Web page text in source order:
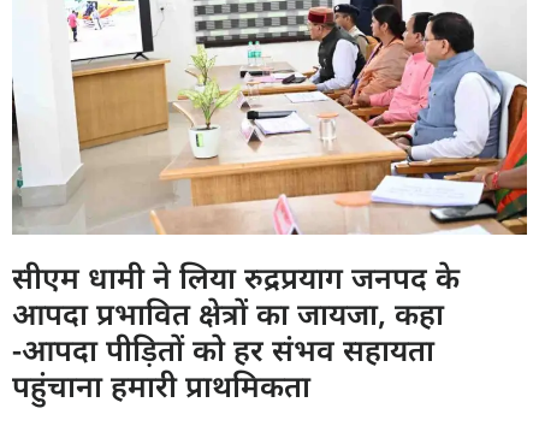
सीएम धामी ने लिया रुद्रप्रयाग जनपद के
आपदा प्रभावित क्षेत्रों का जायजा, कहा
-आपदा पीड़ितों को हर संभव सहायता
पहुंचाना हमारी प्राथमिकता